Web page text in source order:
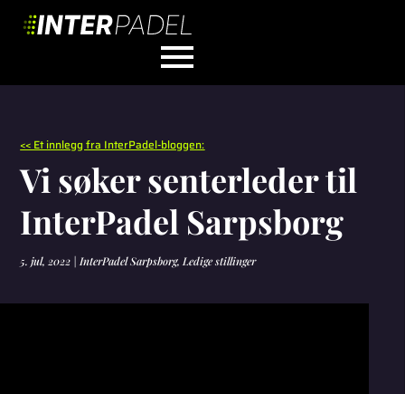
<< Et innlegg fra InterPadel-bloggen:
Vi søker senterleder til
InterPadel Sarpsborg
5. jul, 2022 | InterPadel Sarpsborg, Ledige stillinger